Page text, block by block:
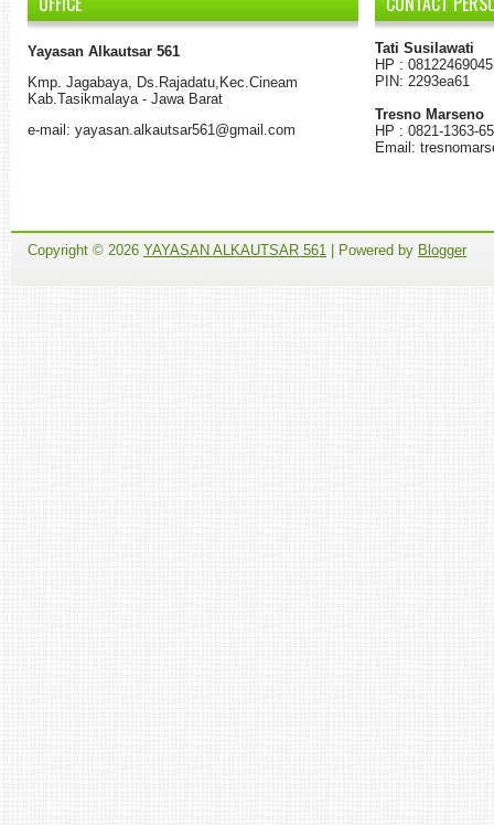
Yayasan Alkautsar 561
Kmp. Jagabaya, Ds. Rajadatu, Kec.Cineam
Kab.Tasikmalaya - Jawa Barat
e-mail: yayasan.alkautsar561@gmail.com
Tati Susilawati
HP : 08122469045
PIN: 2293ea61
Tresno Marseno
HP : 0821-1363-
Email:
Copyright © 2026 YAYASAN ALKAUTSAR 561 | Powered by Blogger